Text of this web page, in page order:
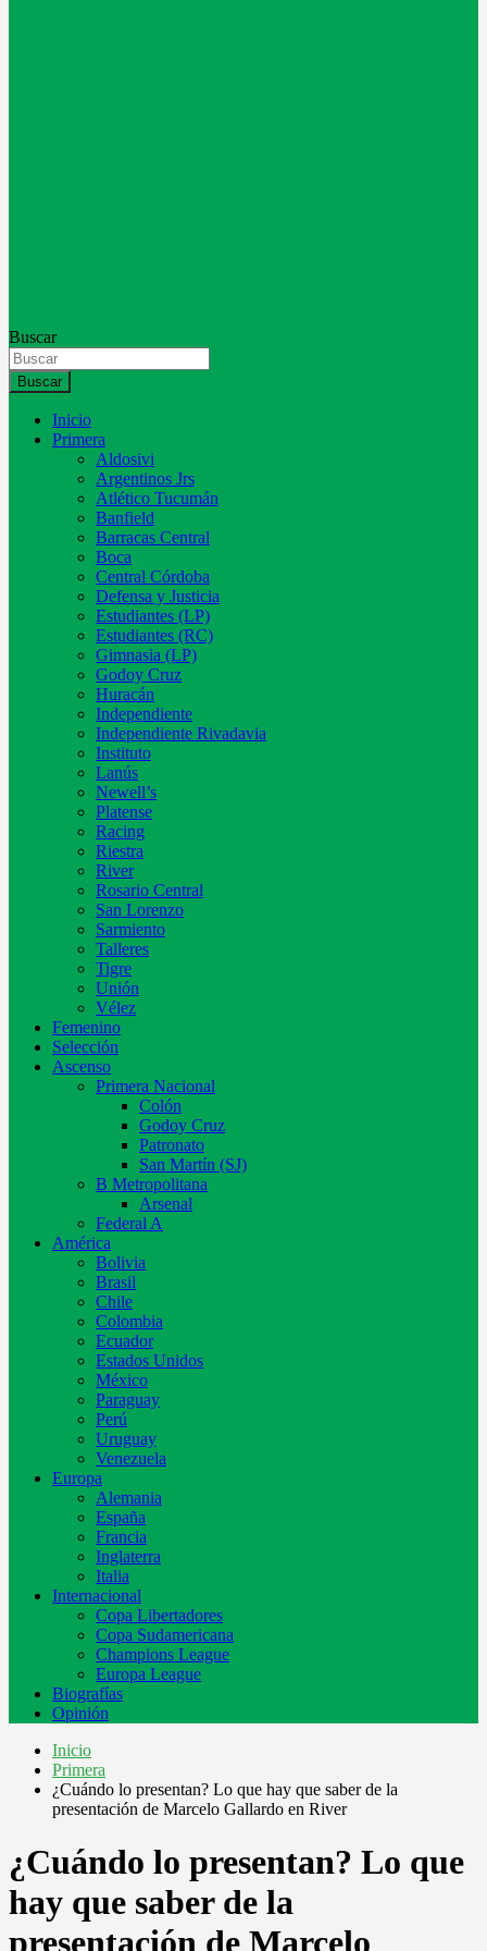
Buscar
Buscar
Inicio
Primera
Aldosivi
Argentinos Jrs
Atlético Tucumán
Banfield
Barracas Central
Boca
Central Córdoba
Defensa y Justicia
Estudiantes (LP)
Estudiantes (RC)
Gimnasia (LP)
Godoy Cruz
Huracán
Independiente
Independiente Rivadavia
Instituto
Lanús
Newell’s
Platense
Racing
Riestra
River
Rosario Central
San Lorenzo
Sarmiento
Talleres
Tigre
Unión
Vélez
Femenino
Selección
Ascenso
Primera Nacional
Colón
Godoy Cruz
Patronato
San Martín (SJ)
B Metropolitana
Arsenal
Federal A
América
Bolivia
Brasil
Chile
Colombia
Ecuador
Estados Unidos
México
Paraguay
Perú
Uruguay
Venezuela
Europa
Alemania
España
Francia
Inglaterra
Italia
Internacional
Copa Libertadores
Copa Sudamericana
Champions League
Europa League
Biografías
Opinión
Inicio
Primera
¿Cuándo lo presentan? Lo que hay que saber de la
presentación de Marcelo Gallardo en River
¿Cuándo lo presentan? Lo que
hay que saber de la
presentación de Marcelo